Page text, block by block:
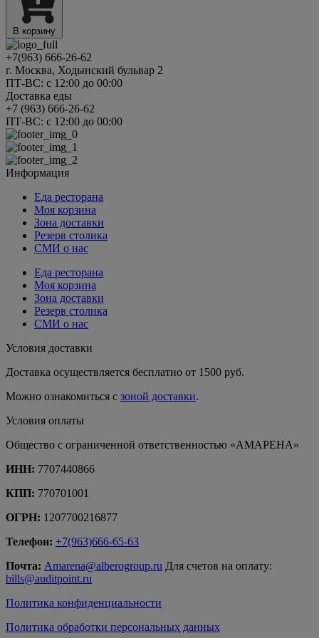
В корзину
+7(963) 666-26-62
г. Москва, Ходынский бульвар 2
ПТ-ВС: с 12:00 до 00:00
Доставка еды
+7 (963) 666-26-62
ПТ-ВС: с 12:00 до 00:00
Информация
Еда ресторана
Моя корзина
Зона доставки
Резерв столика
СМИ о нас
Еда ресторана
Моя корзина
Зона доставки
Резерв столика
СМИ о нас
Условия доставки
Доставка осуществляется бесплатно от 1500 руб.
Можно ознакомиться с зоной доставки.
Условия оплаты
Общество с ограниченной ответственностью «АМАРЕНА»
ИНН: 7707440866
КПП: 770701001
ОГРН: 1207700216877
Телефон: +7(963)666-65-63
Почта: Amarena@alberogroup.ru Для счетов на оплату:
bills@auditpoint.ru
Политика конфиденциальности
Политика обработки персональных данных